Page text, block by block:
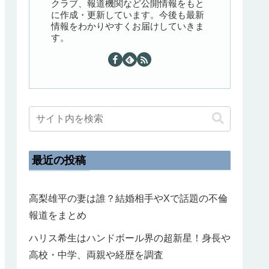
クラブ、報道機関など公開情報をもと
に作成・更新しています。今後も最新
情報をわかりやすくお届けしていきま
す。
最近の投稿
高梨雄平の妻は誰？結婚相手やXで話題の不倫
報道をまとめ
ハリス希生はハンドボール界の超新星！身長や
高校・中学、両親や経歴を調査